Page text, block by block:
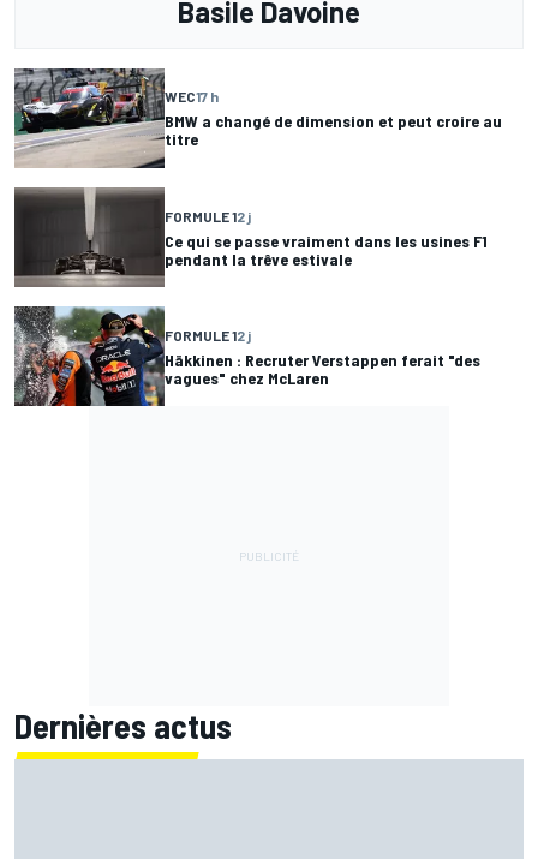
Basile Davoine
WEC17 h
BMW a changé de dimension et peut croire au
titre
FORMULE 12 j
Ce qui se passe vraiment dans les usines F1
pendant la trêve estivale
FORMULE 12 j
Häkkinen : Recruter Verstappen ferait "des
vagues" chez McLaren
Dernières actus